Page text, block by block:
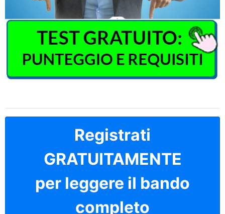
Registrati
GRATUITAMENTE
per leggere il bando
completo